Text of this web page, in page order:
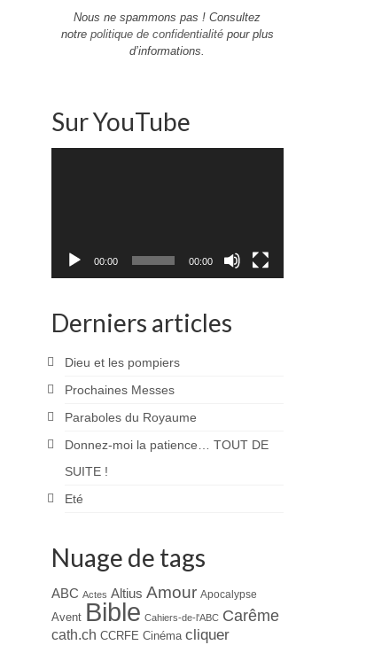
Nous ne spammons pas ! Consultez
notre politique de confidentialitépour plus
d’informations.
Sur YouTube
00:00 00:00
Derniers articles
Dieu et les pompiers
Prochaines Messes
Paraboles du Royaume
Donnez-moi la patience… TOUT DE
SUITE !
Eté
Nuage de tags
ABC Actes Altius Amour Apocalypse
Avent Bible Cahiers-de-l'ABC Carême
cath.ch CCRFE Cinéma cliquer